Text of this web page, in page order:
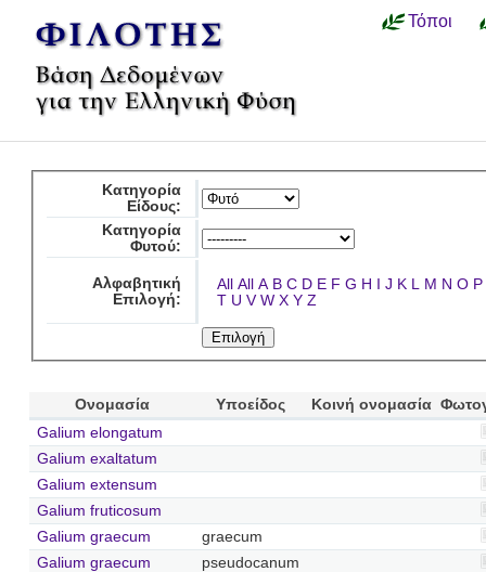
Τόποι
Κατηγορία
Είδους:
Κατηγορία
Φυτού:
Αλφαβητική
Επιλογή:
All All A B C D E F G H I J K L M N O P
T U V W X Y Z
Ονομασία Υποείδος Κοινή ονομασία
Galium elongatum
Galium exaltatum
Galium extensum
Galium fruticosum
Galium graecum
graecum
Galium graecum
pseudocanum